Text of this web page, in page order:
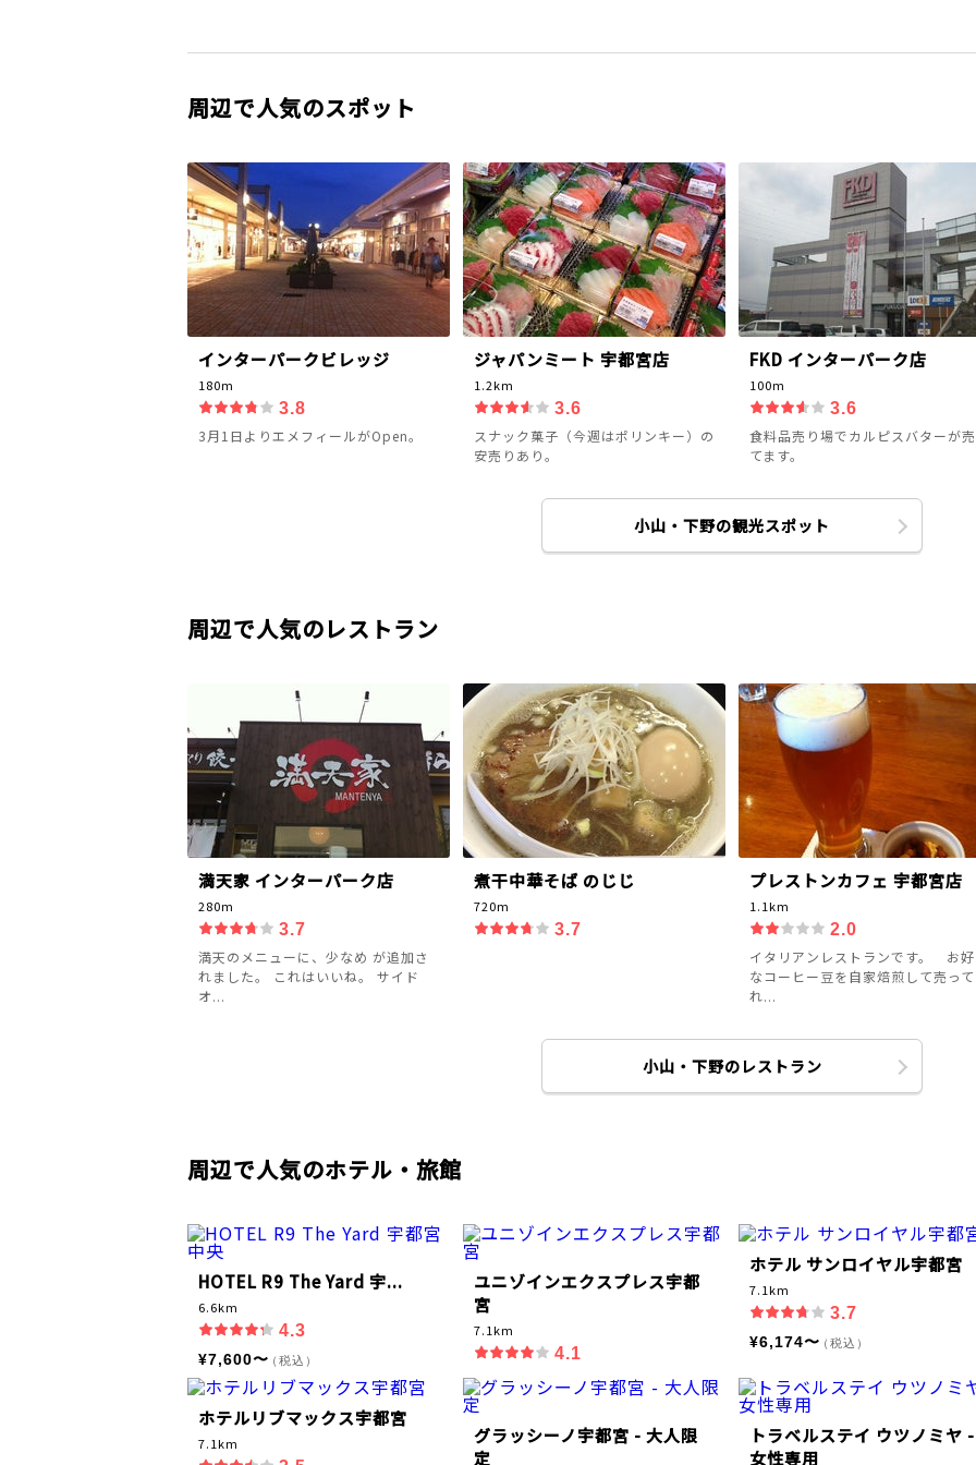
周辺で人気のスポット
インターパークビレッジ
180m
3.8
3月1日よりエメフィールがOpen。
ジャパンミート 宇都宮店
1.2km
3.6
スナック菓子（今週はポリンキー）の
安売りあり。
FKD インターパーク店
100m
3.6
食料品売り場でカルピスバターが
てます。
小山・下野の観光スポット
周辺で人気のレストラン
満天家 インターパーク店
280m
3.7
満天のメニューに、少なめ が追加さ
れました。 これはいいね。 サイド
オ...
煮干中華そば のじじ
720m
3.7
プレストンカフェ 宇都宮店
1.1km
2.0
イタリアンレストランです。 お
なコーヒー豆を自家焙煎して売っ
れ...
小山・下野のレストラン
周辺で人気のホテル・旅館
HOTEL R9 The Yard 宇...
6.6km
4.3
¥7,600〜（税込）
ユニゾインエクスプレス宇都
宮
7.1km
4.1
ホテル サンロイヤル宇都宮
7.1km
3.7
¥6,174〜（税込）
ホテルリブマックス宇都宮
7.1km
グラッシーノ宇都宮 - 大人限
定
トラベルステイ ウツノミヤ -
女性専用